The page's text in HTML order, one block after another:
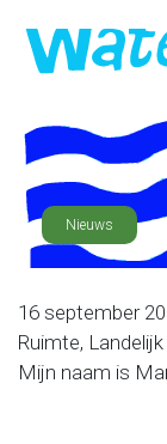
Nieuws
16 september
Ruimte,
Mijn naam is